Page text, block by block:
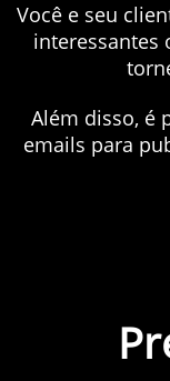
Você e seu
interessantes
Além disso, é
emails para